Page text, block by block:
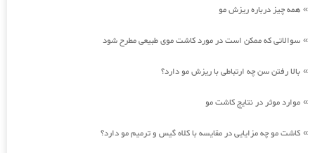
» همه چیز درباره ریزش مو
» سوالاتی که ممکن است در مورد کاشت موی طبیعی مطرح شود
» بالا رفتن سن چه ارتباطی با ریزش مو دارد؟
» موارد موثر در نتایج کاشت مو
» کاشت مو چه مزایایی در مقایسه با کلاه گیس و ترمیم مو دارد؟